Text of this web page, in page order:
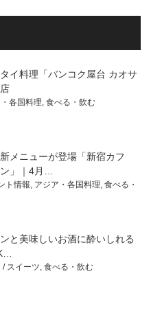
イ料理「バンコク屋台 カオサ
各国料理, 食べる・飲む
メニューが登場「新宿カフ
」｜4月…
ト情報, アジア・各国料理, 食べる・
と美味しいお酒に酔いしれる
/ スイーツ, 食べる・飲む